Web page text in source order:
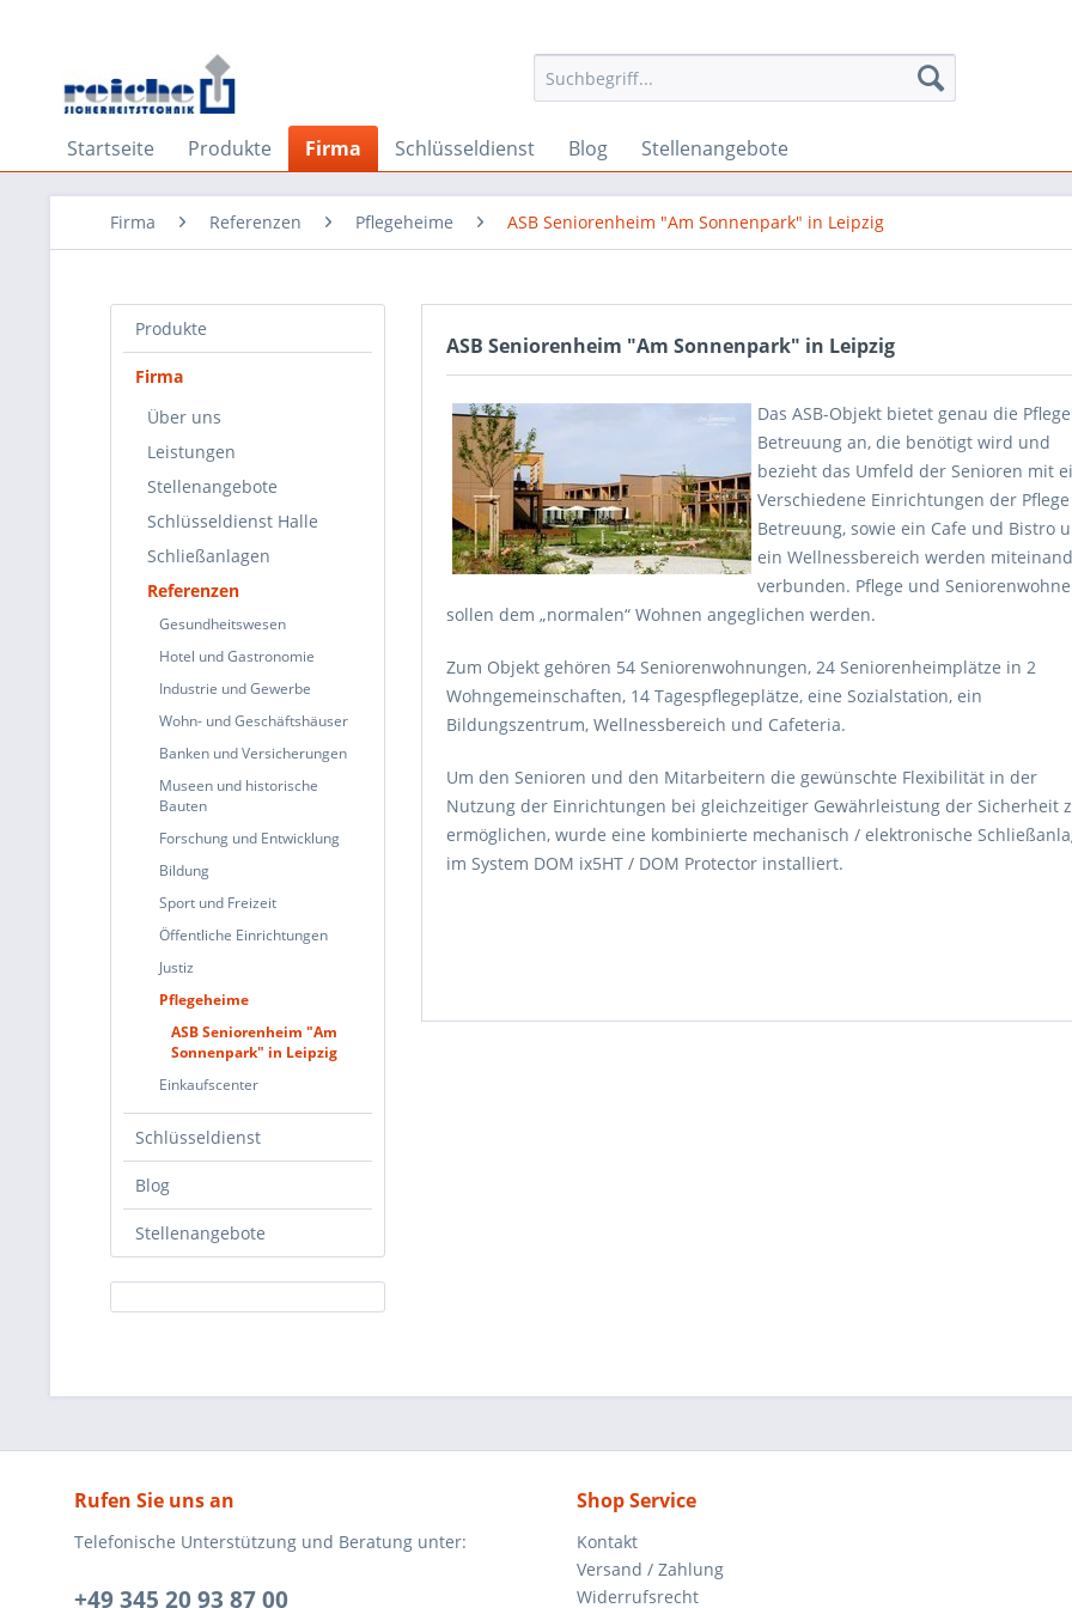
Startseite Produkte Firma Schlüsseldienst Blog Stellenangebote
Firma Referenzen Pflegeheime ASB Seniorenheim "Am Sonnenpark" in Leipzig
Produkte
Firma
Über uns
Leistungen
Stellenangebote
Schlüsseldienst Halle
Schließanlagen
Referenzen
Gesundheitswesen
Hotel und Gastronomie
Industrie und Gewerbe
Wohn- und Geschäftshäuser
Banken und Versicherungen
Museen und historische
Bauten
Forschung und Entwicklung
Bildung
Sport und Freizeit
Öffentliche Einrichtungen
Justiz
Pflegeheime
ASB Seniorenheim "Am
Sonnenpark" in Leipzig
Einkaufscenter
Schlüsseldienst
Blog
Stellenangebote
ASB Seniorenheim "Am Sonnenpark" in Leipzig
Das ASB-Objekt bietet genau die
Betreuung an, die benötigt wird und
bezieht das Umfeld der Senioren mit
Verschiedene Einrichtungen der
Betreuung, sowie ein Cafe und Bistro
ein Wellnessbereich werden
verbunden. Pflege und
sollen dem „normalen“ Wohnen angeglichen werden.
Zum Objekt gehören 54 Seniorenwohnungen, 24 Seniorenheimplätze in 2
Wohngemeinschaften, 14 Tagespflegeplätze, eine Sozialstation, ein
Bildungszentrum, Wellnessbereich und Cafeteria.
Um den Senioren und den Mitarbeitern die gewünschte Flexibilität in der
Nutzung der Einrichtungen bei gleichzeitiger Gewährleistung der Sicherheit
ermöglichen, wurde eine kombinierte mechanisch / elektronische
im System DOM ix5HT / DOM Protector installiert.
Rufen Sie uns an
Telefonische Unterstützung und Beratung unter:
+49 345 20 93 87 00
Shop Service
Kontakt
Versand / Zahlung
Widerrufsrecht